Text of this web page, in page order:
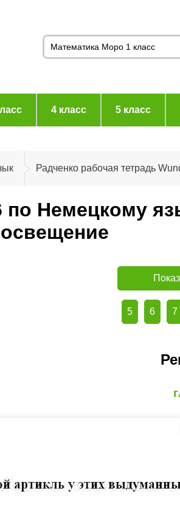
4 класс 5 класс
Радченко рабочая тетрадь
по Немецкому
5 6 7